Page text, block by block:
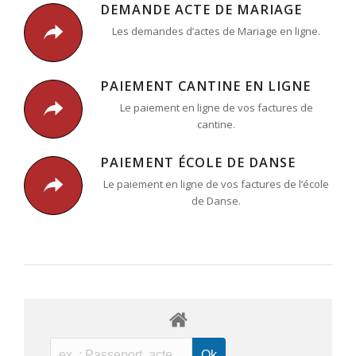
DEMANDE ACTE DE MARIAGE
Les demandes d’actes de Mariage en ligne.
PAIEMENT CANTINE EN LIGNE
Le paiement en ligne de vos factures de
cantine.
PAIEMENT ÉCOLE DE DANSE
Le paiement en ligne de vos factures de l’école
de Danse.